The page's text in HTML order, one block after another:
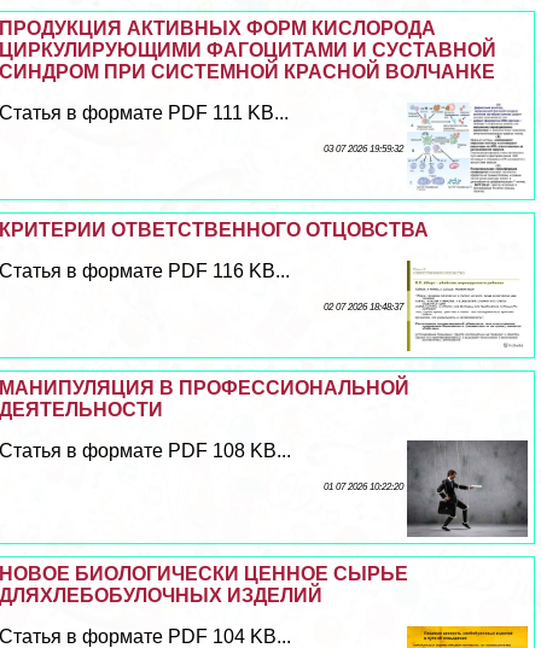
ПРОДУКЦИЯ АКТИВНЫХ ФОРМ КИСЛОРОДА
ЦИРКУЛИРУЮЩИМИ ФАГОЦИТАМИ И СУСТАВНОЙ
СИНДРОМ ПРИ СИСТЕМНОЙ КРАСНОЙ ВОЛЧАНКЕ
Статья в формате PDF 111 KB...
03 07 2026 19:59:32
КРИТЕРИИ ОТВЕТСТВЕННОГО ОТЦОВСТВА
Статья в формате PDF 116 KB...
02 07 2026 18:48:37
МАНИПУЛЯЦИЯ В ПРОФЕССИОНАЛЬНОЙ
ДЕЯТЕЛЬНОСТИ
Статья в формате PDF 108 KB...
01 07 2026 10:22:20
НОВОЕ БИОЛОГИЧЕСКИ ЦЕННОЕ СЫРЬЕ
ДЛЯХЛЕБОБУЛОЧНЫХ ИЗДЕЛИЙ
Статья в формате PDF 104 KB...